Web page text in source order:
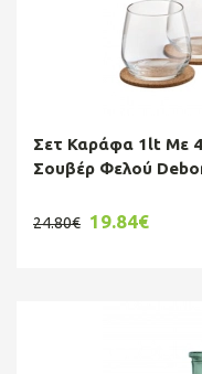
Σετ Καράφα 1lt Με 4
Σουβέρ Φελού
24.80€ 19.84€